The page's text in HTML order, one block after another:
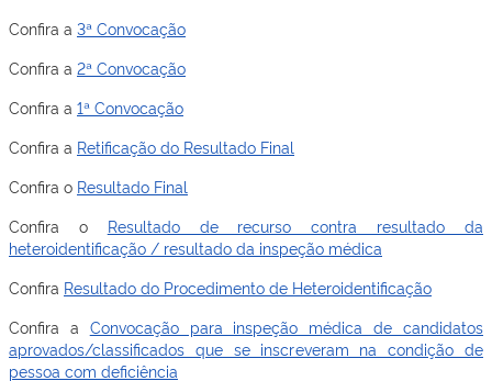
Confira a 3ª Convocação
Confira a 2ª Convocação
Confira a 1ª Convocação
Confira a Retificação do Resultado Final
Confira o Resultado Final
Confira o Resultado de recurso contra resultado da
heteroidentificação / resultado da inspeção médica
Confira Resultado do Procedimento de Heteroidentificação
Confira a Convocação para inspeção médica de candidatos
aprovados/classificados que se inscreveram na condição de
pessoa com deficiência